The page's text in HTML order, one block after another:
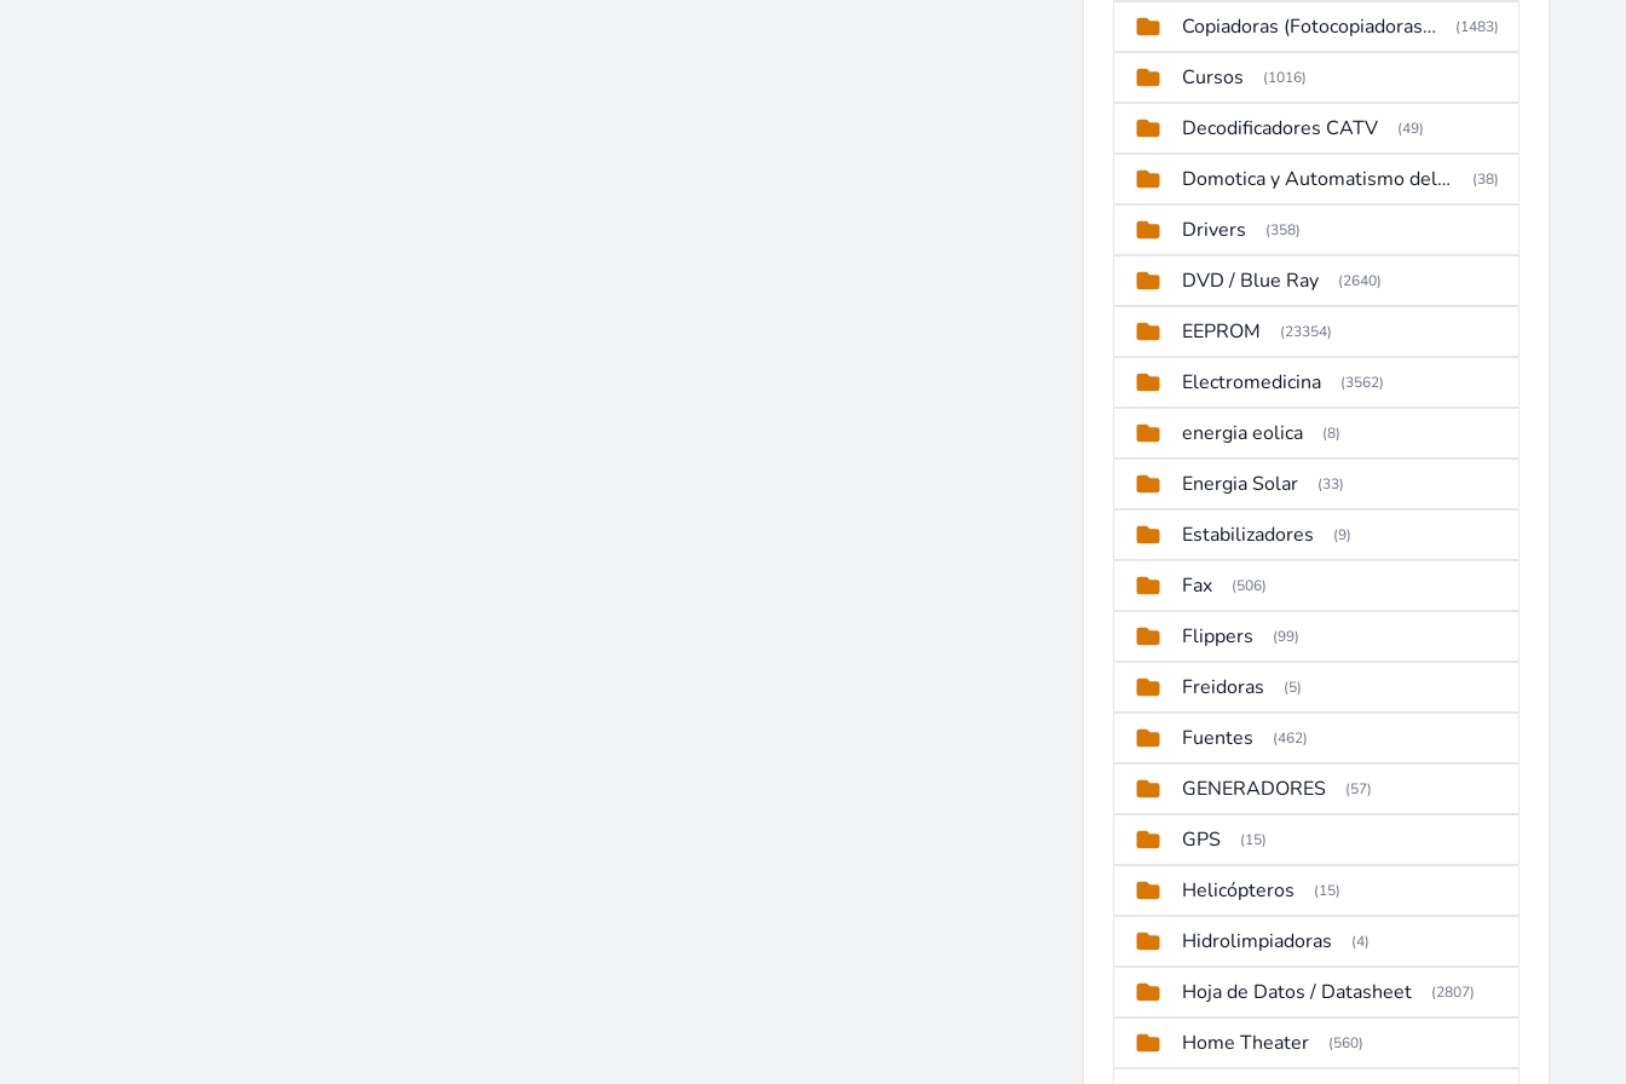
Copiadoras (Fotocopiadoras, Multifunctions, Ploter, etc) (1483)
Cursos (1016)
Decodificadores CATV (49)
Domotica y Automatismo del hogar (38)
Drivers (358)
DVD / Blue Ray (2640)
EEPROM (23354)
Electromedicina (3562)
energia eolica (8)
Energia Solar (33)
Estabilizadores (9)
Fax (506)
Flippers (99)
Freidoras (5)
Fuentes (462)
GENERADORES (57)
GPS (15)
Helicópteros (15)
Hidrolimpiadoras (4)
Hoja de Datos / Datasheet (2807)
Home Theater (560)